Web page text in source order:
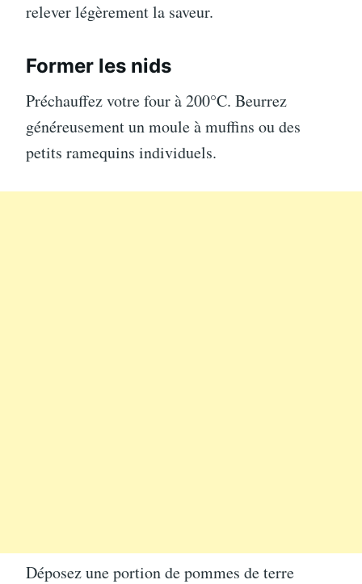
relever légèrement la saveur.
Former les nids
Préchauffez votre four à 200°C. Beurrez
généreusement un moule à muffins ou des
petits ramequins individuels.
Déposez une portion de pommes de terre